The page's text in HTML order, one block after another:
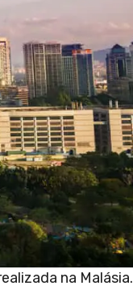
na Malásia.